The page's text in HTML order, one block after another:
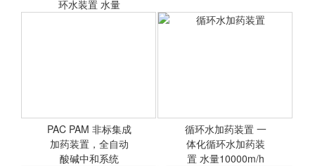
<查看详情>
环水装置 水量
<查看详情>
PAC PAM 非标集成
加药装置，全自动
酸碱中和系统
循环水加药装置 一
体化循环水加药装
置 水量10000m/h